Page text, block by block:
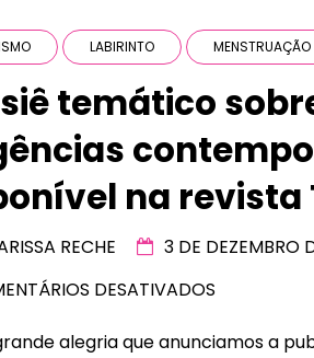
LABIRINTO MENSTRUAÇÃO
temático
na revista
RECHE
3 DE DEZEMBRO
DESATIVADOS
alegria que anunciamos a